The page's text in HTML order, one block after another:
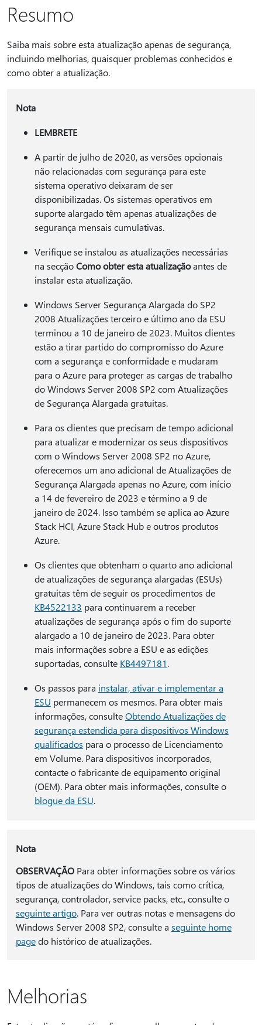
Resumo
Saiba mais sobre esta atualização apenas de segurança,
incluindo melhorias, quaisquer problemas conhecidos e
como obter a atualização.
Nota
LEMBRETE
A partir de julho de 2020, as versões opcionais
não relacionadas com segurança para este
sistema operativo deixaram de ser
disponibilizadas. Os sistemas operativos em
suporte alargado têm apenas atualizações de
segurança mensais cumulativas.
Verifique se instalou as atualizações necessárias
na secçãoComo obter esta atualizaçãoantes de
instalar esta atualização.
Windows Server Segurança Alargada do SP2
2008 Atualizações terceiro e último ano da ESU
terminou a 10 de janeiro de 2023. Muitos clientes
estão a tirar partido do compromisso do Azure
com a segurança e conformidade e mudaram
para o Azure para proteger as cargas de trabalho
do Windows Server 2008 SP2 com Atualizações
de Segurança Alargada gratuitas.
Para os clientes que precisam de tempo adicional
para atualizar e modernizar os seus dispositivos
com o Windows Server 2008 SP2 no Azure,
oferecemos um ano adicional de Atualizações de
Segurança Alargada apenas no Azure, com início
a 14 de fevereiro de 2023 e término a 9 de
janeiro de 2024. Isso também se aplica ao Azure
Stack HCI, Azure Stack Hub e outros produtos
Azure.
Os clientes que obtenham o quarto ano adicional
de atualizações de segurança alargadas (ESUs)
gratuitas têm de seguir os procedimentos de
KB4522133 para continuarem a receber
atualizações de segurança após o fim do suporte
alargado a 10 de janeiro de 2023. Para obter
mais informações sobre a ESU e as edições
suportadas, consulte KB4497181.
Os passos para instalar, ativar e implementar a
ESU permanecem os mesmos. Para obter mais
informações, consulteObtendo Atualizações de
segurança estendida para dispositivos Windows
qualificados para o processo de Licenciamento
em Volume. Para dispositivos incorporados,
contacte o fabricante de equipamento original
(OEM). Para obter mais informações, consulte o
blogue da ESU.
Nota
OBSERVAÇÃOPara obter informações sobre os vários
tipos de atualizações do Windows, tais como crítica,
segurança, controlador, service packs, etc., consulte o
seguinte artigo. Para ver outras notas e mensagens do
Windows Server 2008 SP2, consulte a seguinte home
pagedo histórico de atualizações.
Melhorias